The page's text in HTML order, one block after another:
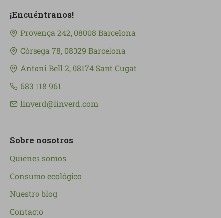
¡Encuéntranos!
Provença 242, 08008 Barcelona
Còrsega 78, 08029 Barcelona
Antoni Bell 2, 08174 Sant Cugat
683 118 961
linverd@linverd.com
Sobre nosotros
Quiénes somos
Consumo ecológico
Nuestro blog
Contacto